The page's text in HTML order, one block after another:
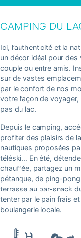
CAMPING DU
Ici, l’authenticité et la
un décor idéal pour des
couple ou entre amis.
sur de vastes
par le confort de nos
votre façon de voyager,
pas du lac.
Depuis le camping,
profiter des plaisirs de
nautiques proposées
téléski… En été,
chauffée, partagez un
pétanque, de ping-
terrasse au bar-snack
tenter par le pain frais
boulangerie locale.